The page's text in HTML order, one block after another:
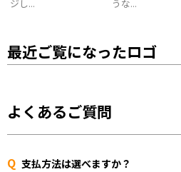
ジし...
うな...
最近ご覧になったロゴ
よくあるご質問
Q 支払方法は選べますか？